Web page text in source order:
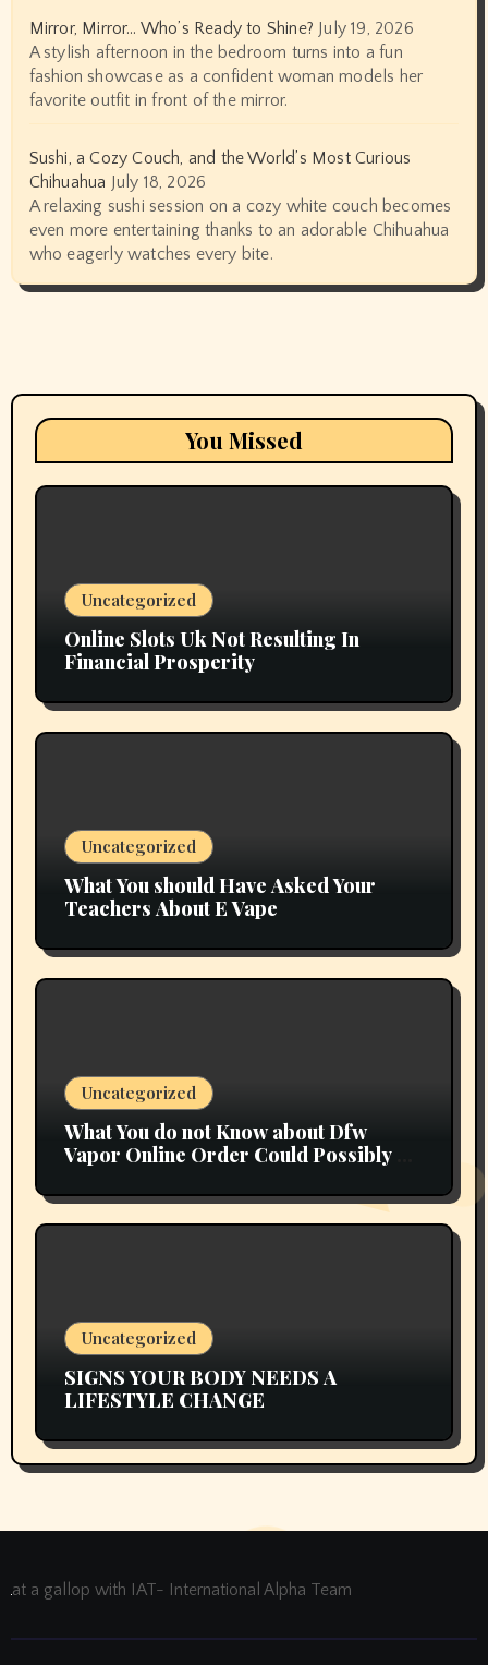
Mirror, Mirror… Who’s Ready to Shine? July 19, 2026
A stylish afternoon in the bedroom turns into a fun
fashion showcase as a confident woman models her
favorite outfit in front of the mirror.
Sushi, a Cozy Couch, and the World’s Most Curious
Chihuahua
July 18, 2026
A relaxing sushi session on a cozy white couch becomes
even more entertaining thanks to an adorable Chihuahua
who eagerly watches every bite.
You Missed
Uncategorized
Online Slots Uk Not Resulting In
Financial Prosperity
Uncategorized
What You should Have Asked Your
Teachers About E Vape
Uncategorized
What You do not Know about Dfw
Vapor Online Order Could Possibly be
Uncategorized
SIGNS YOUR BODY NEEDS A
LIFESTYLE CHANGE
at a gallop with IAT- International Alpha Team